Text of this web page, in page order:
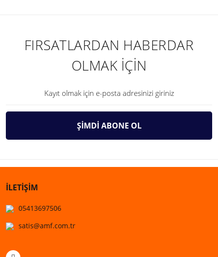
FIRSATLARDAN HABERDAR
OLMAK İÇİN
ŞİMDİ ABONE OL
İLETİŞİM
05413697506
satis@amf.com.tr